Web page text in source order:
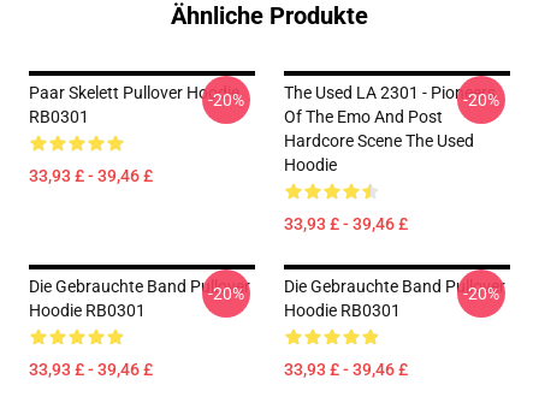
Ähnliche Produkte
Paar Skelett Pullover Hoodie
RB0301
33,93 £ - 39,46 £
-20%
The Used LA 2301 - Pioneers
Of The Emo And Post
Hardcore Scene The Used
Hoodie
33,93 £ - 39,46 £
-20%
Die Gebrauchte Band Pullover
Hoodie RB0301
33,93 £ - 39,46 £
-20%
Die Gebrauchte Band Pullover
Hoodie RB0301
33,93 £ - 39,46 £
-20%